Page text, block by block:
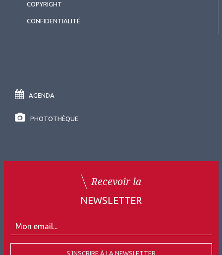
COPYRIGHT
CONFIDENTIALITÉ
AGENDA
PHOTOTHÈQUE
Recevoir la
NEWSLETTER
S'INSCRIRE À LA NEWSLETTER